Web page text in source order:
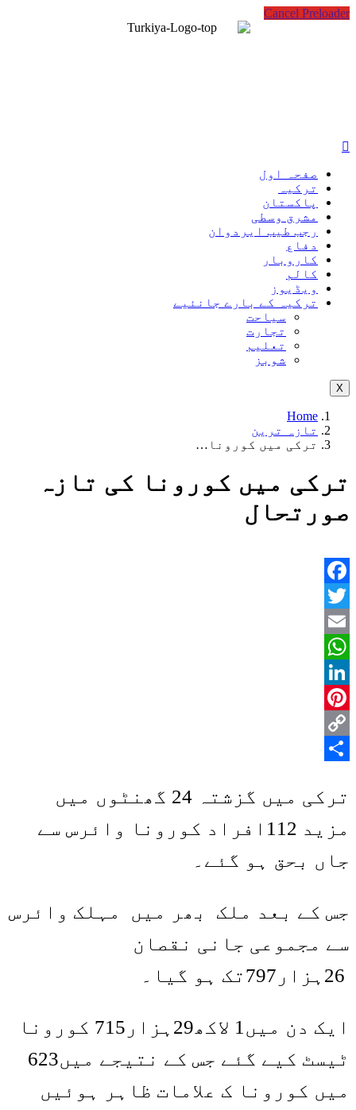
Cancel Preloader
صفحہ اول
ترکیہ
پاکستان
مشرق وسطی
رجب طیب ایردوان
دفاع
کاروبار
کالم
ویڈیوز
ترکیہ کے بارے جانئیے
سیاحت
تجارت
تعلیم
شوبز
X
Home
تازہ ترین
ترکی میں کورونا…
ترکی میں کورونا کی تازہ
صورتحال
Facebook
Twitter
Email
WhatsApp
LinkedIn
Pinterest
Copy
ترکی میں گزشتہ 24 گھنٹوں میں
مزید 112افراد کورونا وائرس سے
جاں بحق ہو گئے۔
جس کے بعد ملک بھر میں مہلک وائرس
سے مجموعی جانی نقصان
ایک دن میں1 لاکھ29ہزار715 کورونا
ٹیسٹ کیے گئے جس کے نتیجے میں623
میں کورونا ک علامات ظاہر ہوئیں